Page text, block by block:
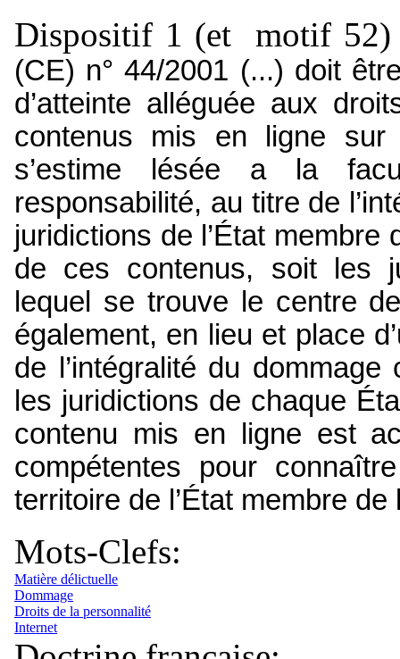
Dispositif 1 (et motif
(CE) n° 44/2001 (...) doit
d’atteinte alléguée aux
contenus mis en ligne
s’estime lésée a la
responsabilité, au titre de
juridictions de l’État membre
de ces contenus, soit les
lequel se trouve le centre
également, en lieu et place
de l’intégralité du
les juridictions de chaque
contenu mis en ligne est
compétentes pour
territoire de l’État membre
Mots-Clefs:
Matière délictuelle
Dommage
Droits de la personnalité
Internet